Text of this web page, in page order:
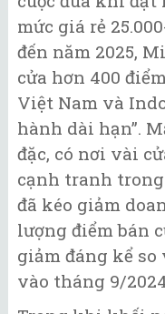
mức giá rẻ
đến năm 2025,
cửa hơn 400
Việt Nam và
hành dài hạn”.
đặc, có nơi vài
cạnh tranh
đã kéo giảm
lượng điểm bán
giảm đáng kể so
vào tháng 9/